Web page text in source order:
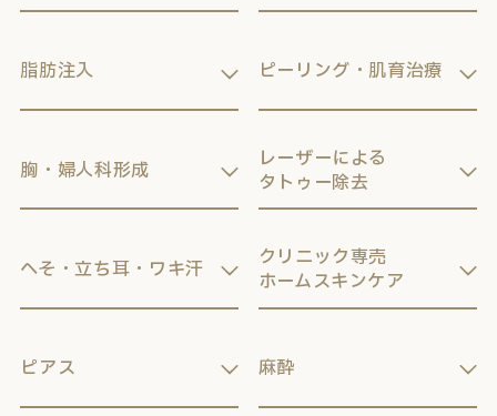
脂肪注入
胸・婦人科形成
へそ・立ち耳・ワキ汗
ピアス
ピーリング・肌育治療
レーザーによる
タトゥー除去
クリニック専売
ホームスキンケア
麻酔